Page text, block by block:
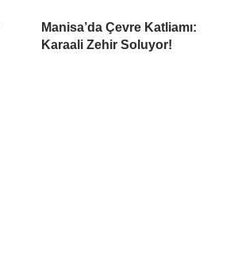
Manisa’da Çevre Katliamı:
Karaali Zehir Soluyor!